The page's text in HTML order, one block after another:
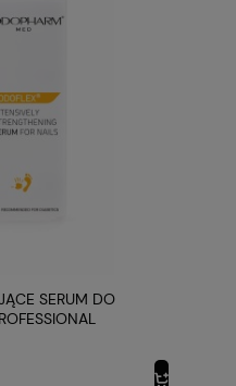
SERUM DO